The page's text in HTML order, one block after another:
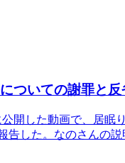
ついての謝罪と反
開した動画で、居眠
告した。なのさんの